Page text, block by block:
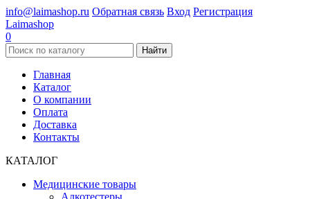
info@laimashop.ru Обратная связь Вход Регистрация
Laimashop
0
Найти
Главная
Каталог
О компании
Оплата
Доставка
Контакты
КАТАЛОГ
Медицинские товары
Алкотестеры